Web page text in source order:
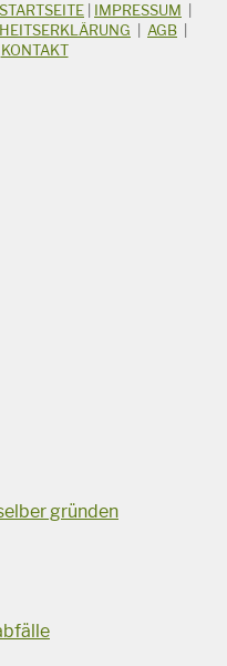
STARTSEITE IMPRESSUM
AGB
KONTAKT
gründen